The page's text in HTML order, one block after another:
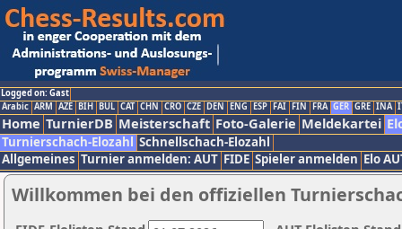
Logged on: Gast
Arabic ARM AZE BIH BUL CAT CHN CRO CZE DEN ENG ESP FAI FIN FRA GER GRE INA
Home TurnierDB Meisterschaft Foto-Galerie Meldekartei
Turnierschach-Elozahl Schnellschach-Elozahl
Allgemeines Turnier anmelden: AUT FIDE Spieler anmelden Elo
Willkommen bei den offiziellen